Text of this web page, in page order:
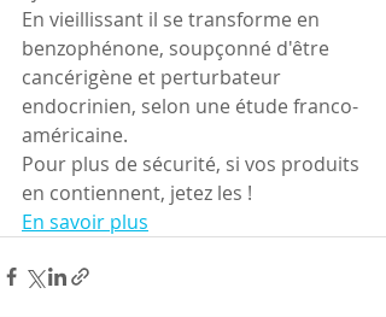
En vieillissant il se transforme en
benzophénone, soupçonné d'être
cancérigène et perturbateur
endocrinien, selon une étude franco-
américaine.
Pour plus de sécurité, si vos produits
en contiennent, jetez les !
En savoir plus